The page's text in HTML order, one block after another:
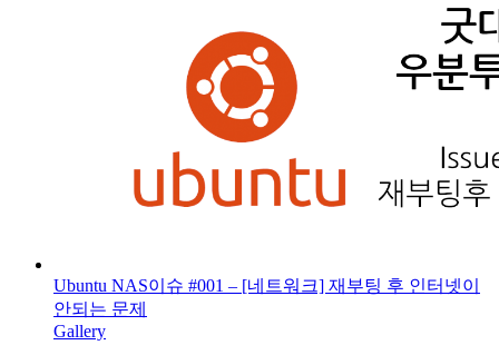
Ubuntu NAS이슈 #001 – [네트워크] 재부팅 후 인터넷이
안되는 문제
Gallery